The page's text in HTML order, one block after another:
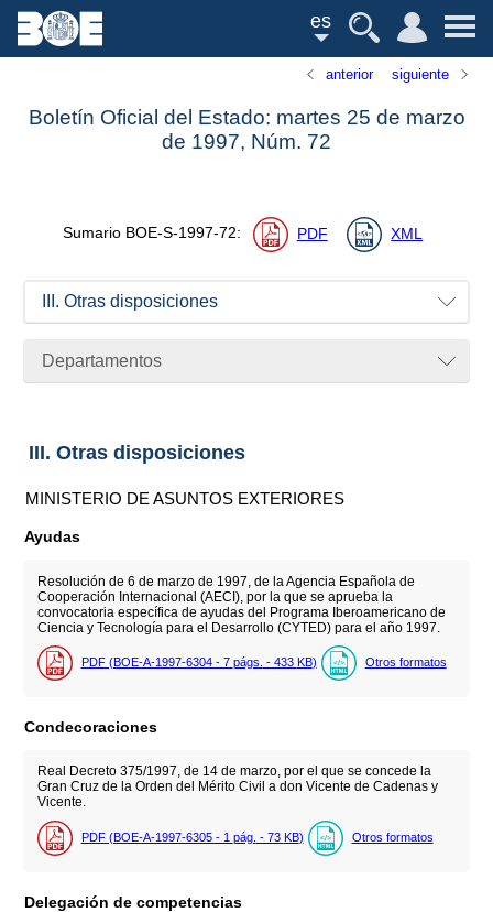
es
anterior siguiente
Boletín Oficial del Estado: martes 25 de marzo
de 1997, Núm. 72
Sumario BOE-S-1997-72: PDF XML
III. Otras disposiciones
Departamentos
III. Otras disposiciones
MINISTERIO DE ASUNTOS EXTERIORES
Ayudas
Resolución de 6 de marzo de 1997, de la Agencia Española de
Cooperación Internacional (AECI), por la que se aprueba la
convocatoria específica de ayudas del Programa Iberoamericano de
Ciencia y Tecnología para el Desarrollo (CYTED) para el año 1997.
PDF (BOE-A-1997-6304 - 7 págs. - 433 KB) Otros formatos
Condecoraciones
Real Decreto 375/1997, de 14 de marzo, por el que se concede la
Gran Cruz de la Orden del Mérito Civil a don Vicente de Cadenas y
Vicente.
PDF (BOE-A-1997-6305 - 1 pág. - 73 KB) Otros formatos
Delegación de competencias